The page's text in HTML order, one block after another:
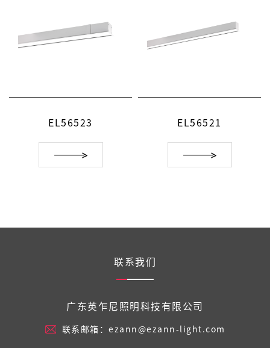
EL56523 EL56521
联系我们
广东英乍尼照明科技有限公司
联系邮箱：ezann@ezann-light.com